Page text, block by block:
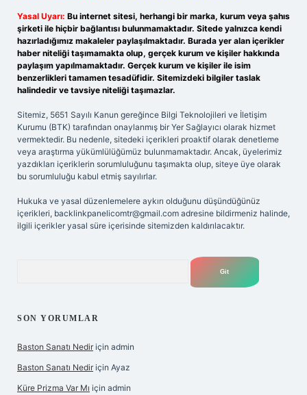
Yasal Uyarı: Bu internet sitesi, herhangi bir marka, kurum veya şahıs
şirketi ile hiçbir bağlantısı bulunmamaktadır. Sitede yalnızca kendi
hazırladığımız makaleler paylaşılmaktadır. Burada yer alan içerikler
haber niteliği taşımamakta olup, gerçek kurum ve kişiler hakkında
paylaşım yapılmamaktadır. Gerçek kurum ve kişiler ile isim
benzerlikleri tamamen tesadüfidir. Sitemizdeki bilgiler taslak
halindedir ve tavsiye niteliği taşımazlar.
Sitemiz, 5651 Sayılı Kanun gereğince Bilgi Teknolojileri ve İletişim
Kurumu (BTK) tarafından onaylanmış bir Yer Sağlayıcı olarak hizmet
vermektedir. Bu nedenle, sitedeki içerikleri proaktif olarak denetleme
veya araştırma yükümlülüğümüz bulunmamaktadır. Ancak, üyelerimiz
yazdıkları içeriklerin sorumluluğunu taşımakta olup, siteye üye olarak
bu sorumluluğu kabul etmiş sayılırlar.
Hukuka ve yasal düzenlemelere aykırı olduğunu düşündüğünüz
içerikleri, backlinkpanelicomtr@gmail.com adresine bildirmeniz halinde,
ilgili içerikler yasal süre içerisinde sitemizden kaldırılacaktır.
SON YORUMLAR
Baston Sanatı Nedir için admin
Baston Sanatı Nedir için Ayaz
Küre Prizma Var Mı için admin